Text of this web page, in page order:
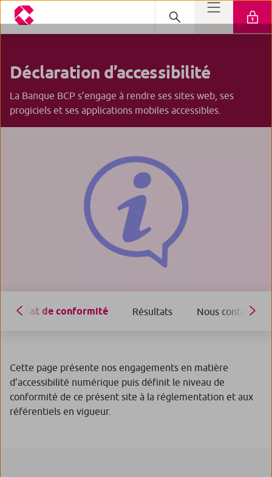
Déclaration d’accessibilité
La Banque BCP s’engage à rendre ses sites web, ses
progiciels et ses applications mobiles accessibles.
État de conformité Résultats Nous contacter
Cette page présente nos engagements en matière
d’accessibilité numérique puis définit le niveau de
conformité de ce présent site à la réglementation et aux
référentiels en vigueur.